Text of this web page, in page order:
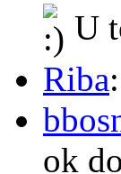
U
Riba
ok